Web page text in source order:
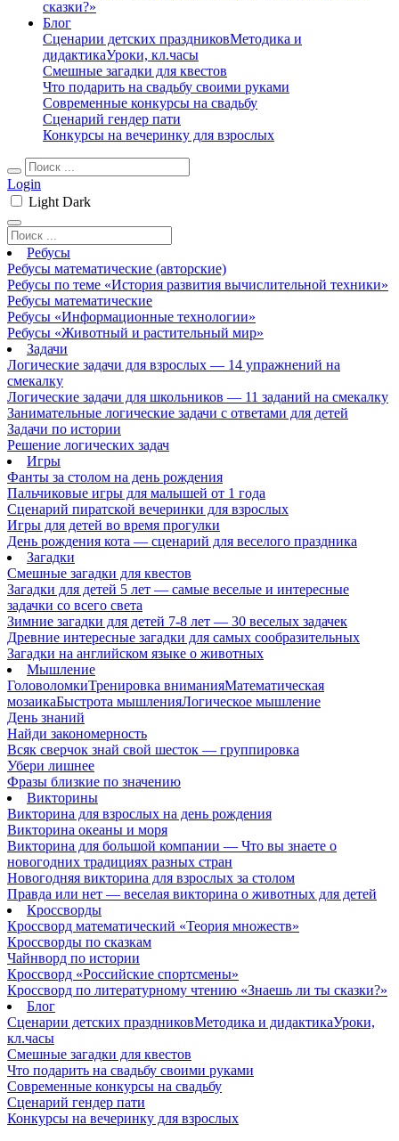
сказки?»
Блог
Сценарии детских праздниковМетодика и
дидактикаУроки, кл.часы
Смешные загадки для квестов
Что подарить на свадьбу своими руками
Современные конкурсы на свадьбу
Сценарий гендер пати
Конкурсы на вечеринку для взрослых
Login
Light Dark
Ребусы
Ребусы математические (авторские)
Ребусы по теме «История развития вычислительной техники»
Ребусы математические
Ребусы «Информационные технологии»
Ребусы «Животный и растительный мир»
Задачи
Логические задачи для взрослых — 14 упражнений на
смекалку
Логические задачи для школьников — 11 заданий на смекалку
Занимательные логические задачи с ответами для детей
Задачи по истории
Решение логических задач
Игры
Фанты за столом на день рождения
Пальчиковые игры для малышей от 1 года
Сценарий пиратской вечеринки для взрослых
Игры для детей во время прогулки
День рождения кота — сценарий для веселого праздника
Загадки
Смешные загадки для квестов
Загадки для детей 5 лет — самые веселые и интересные
задачки со всего света
Зимние загадки для детей 7-8 лет — 30 веселых задачек
Древние интересные загадки для самых сообразительных
Загадки на английском языке о животных
Мышление
ГоловоломкиТренировка вниманияМатематическая
мозаикаБыстрота мышленияЛогическое мышление
День знаний
Найди закономерность
Всяк сверчок знай свой шесток — группировка
Убери лишнее
Фразы близкие по значению
Викторины
Викторина для взрослых на день рождения
Викторина океаны и моря
Викторина для большой компании — Что вы знаете о
новогодних традициях разных стран
Новогодняя викторина для взрослых за столом
Правда или нет — веселая викторина о животных для детей
Кроссворды
Кроссворд математический «Теория множеств»
Кроссворды по сказкам
Чайнворд по истории
Кроссворд «Российские спортсмены»
Кроссворд по литературному чтению «Знаешь ли ты сказки?»
Блог
Сценарии детских праздниковМетодика и дидактикаУроки,
кл.часы
Смешные загадки для квестов
Что подарить на свадьбу своими руками
Современные конкурсы на свадьбу
Сценарий гендер пати
Конкурсы на вечеринку для взрослых